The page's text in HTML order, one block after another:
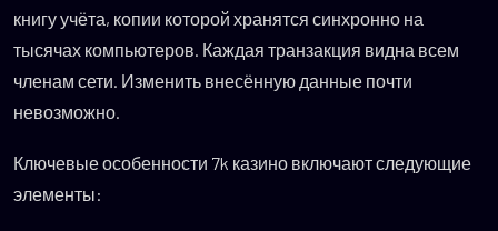
книгу учёта, копии которой хранятся синхронно на
тысячах компьютеров. Каждая транзакция видна всем
членам сети. Изменить внесённую данные почти
невозможно.
Ключевые особенности 7k казино включают следующие
элементы: